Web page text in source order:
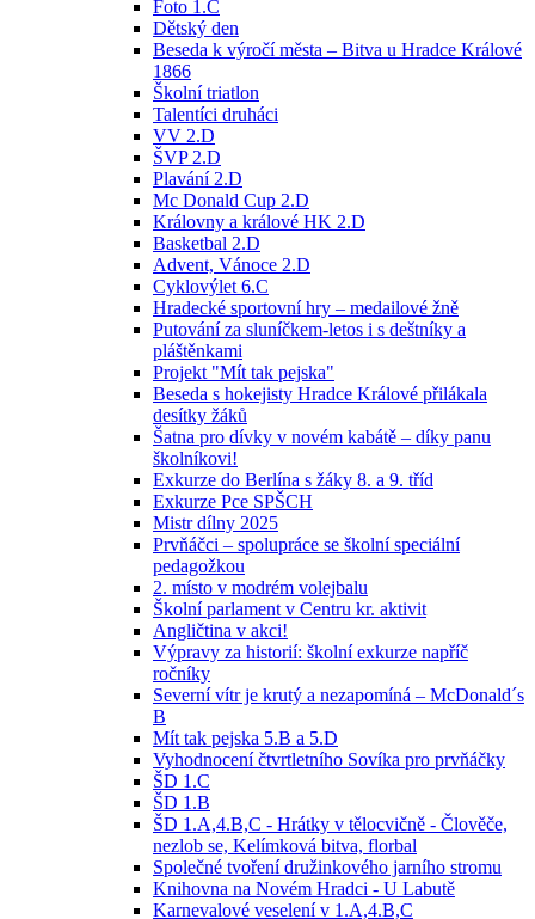
Foto 1.C
Dětský den
Beseda k výročí města – Bitva u Hradce Králové
1866
Školní triatlon
Talentíci druháci
VV 2.D
ŠVP 2.D
Plavání 2.D
Mc Donald Cup 2.D
Královny a králové HK 2.D
Basketbal 2.D
Advent, Vánoce 2.D
Cyklovýlet 6.C
Hradecké sportovní hry – medailové žně
Putování za sluníčkem-letos i s deštníky a
pláštěnkami
Projekt "Mít tak pejska"
Beseda s hokejisty Hradce Králové přilákala
desítky žáků
Šatna pro dívky v novém kabátě – díky panu
školníkovi!
Exkurze do Berlína s žáky 8. a 9. tříd
Exkurze Pce SPŠCH
Mistr dílny 2025
Prvňáčci – spolupráce se školní speciální
pedagožkou
2. místo v modrém volejbalu
Školní parlament v Centru kr. aktivit
Angličtina v akci!
Výpravy za historií: školní exkurze napříč
ročníky
Severní vítr je krutý a nezapomíná – McDonald´s
B
Mít tak pejska 5.B a 5.D
Vyhodnocení čtvrtletního Sovíka pro prvňáčky
ŠD 1.C
ŠD 1.B
ŠD 1.A,4.B,C - Hrátky v tělocvičně - Člověče,
nezlob se, Kelímková bitva, florbal
Společné tvoření družinkového jarního stromu
Knihovna na Novém Hradci - U Labutě
Karnevalové veselení v 1.A,4.B,C